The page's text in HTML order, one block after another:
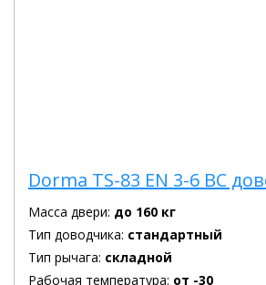
Dorma TS-83 EN 3-6 BC
Масса двери: до 160 кг
Тип доводчика: стандартный
Тип рычага: складной
Рабочая температура: от -30